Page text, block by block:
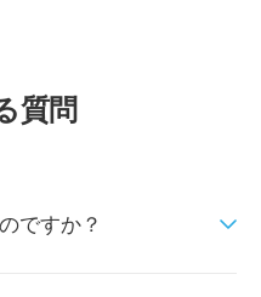
質問
ですか？